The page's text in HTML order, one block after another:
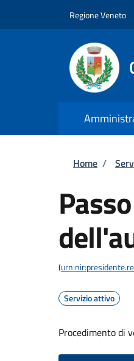
Regione Veneto
Home /
(
Servizio attivo
Procedimento di